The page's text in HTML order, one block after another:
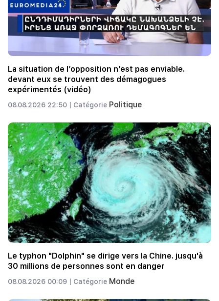
La situation de l’opposition n’est pas enviable.
devant eux se trouvent des démagogues
expérimentés (vidéo)
08.08.2026 22:50 | Catégorie Politique
Le typhon "Dolphin" se dirige vers la Chine. jusqu'à
30 millions de personnes sont en danger
08.08.2026 00:09 | Catégorie Monde